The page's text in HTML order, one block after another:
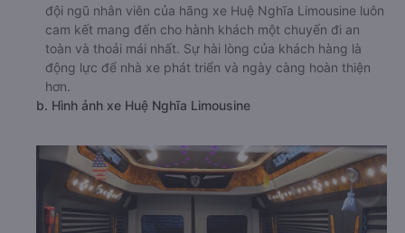
đội ngũ nhân viên của hãng xe Huệ Nghĩa Limousine luôn
cam kết mang đến cho hành khách một chuyến đi an
toàn và thoải mái nhất. Sự hài lòng của khách hàng là
động lực để nhà xe phát triển và ngày càng hoàn thiện
hơn.
b. Hình ảnh xe Huệ Nghĩa Limousine